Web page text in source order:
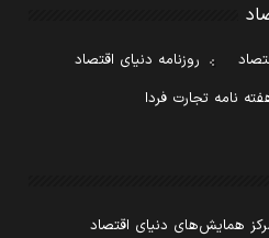
روزنامه دنیای اقتصاد
نامه تجارت فردا
همایش‌های دنیای اقتصاد